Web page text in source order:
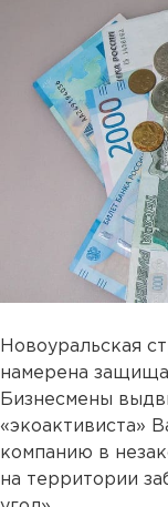
Новоуральская
намерена
Бизнесмены
«экоактивиста»
компанию в
на территории